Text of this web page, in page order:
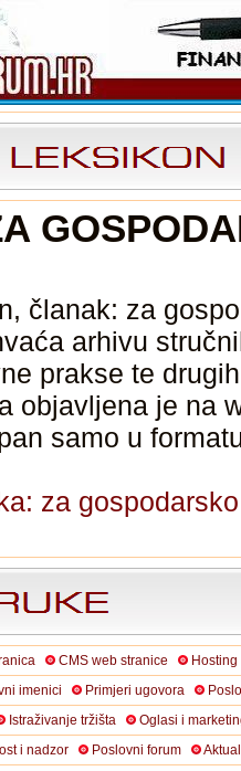
članak: za
arhivu
prakse te
objavljena je na
samo u
za
CMS web stranice
imenici Primjeri ugovora
Istraživanje tržišta
Oglasi i
i nadzor Poslovni forum